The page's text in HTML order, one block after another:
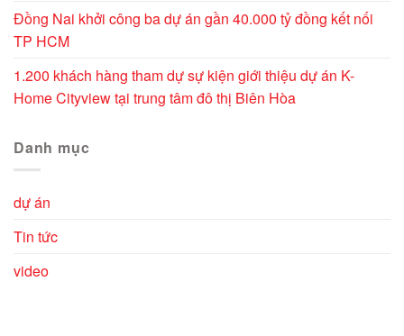
Đồng Nai khởi công ba dự án gần 40.000 tỷ đồng kết nối
TP HCM
1.200 khách hàng tham dự sự kiện giới thiệu dự án K-
Home Cityview tại trung tâm đô thị Biên Hòa
Danh mục
dự án
Tin tức
video